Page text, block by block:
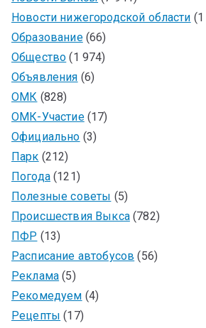
Новости нижегородской области
Образование(66)
Общество (1 974)
Объявления (6)
ОМК (828)
ОМК-Участие(17)
Официально (3)
Парк (212)
Погода(121)
Полезные советы (5)
Происшествия Выкса(782)
ПФР (13)
Расписание автобусов (56)
Реклама (5)
Рекомедуем (4)
Рецепты (17)